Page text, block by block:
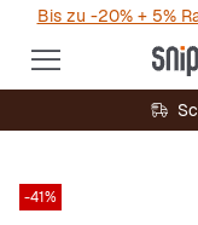
Bis zu -20% + 5%
-41%